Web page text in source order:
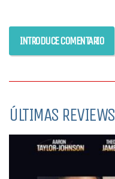
ÚLTIMAS REVIEWS